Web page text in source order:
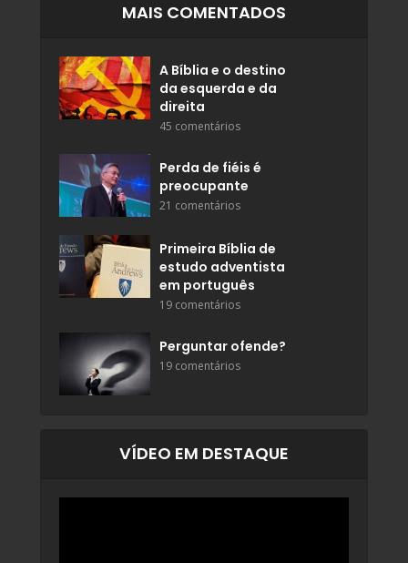
MAIS COMENTADOS
A Bíblia e o destino
da esquerda e da
direita
45 comentários
Perda de fiéis é
preocupante
21 comentários
Primeira Bíblia de
estudo adventista
em português
19 comentários
Perguntar ofende?
19 comentários
VÍDEO EM DESTAQUE